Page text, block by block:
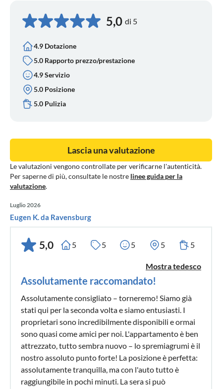
5,0 di 5
4.9 Dotazione
5.0 Rapporto prezzo/prestazione
4.9 Servizio
5.0 Posizione
5.0 Pulizia
Le valutazioni vengono controllate per verificarne l'autenticità.
Per saperne di più, consultate le nostre linee guida per la
valutazione.
Lascia una valutazione
Luglio 2026
Eugen K. da Ravensburg
5,0 5 5 5 5 5
Mostra tedesco
Assolutamente raccomandato!
Assolutamente consigliato – torneremo! Siamo già
stati qui per la seconda volta e siamo entusiasti. I
proprietari sono incredibilmente disponibili e ormai
sono quasi come amici per noi. L'appartamento è ben
attrezzato, tutto sembra nuovo – lo spremiagrumi è il
nostro assoluto punto forte! La posizione è perfetta:
assolutamente tranquilla, ma con l'auto tutto è
raggiungibile in pochi minuti. La sera si può